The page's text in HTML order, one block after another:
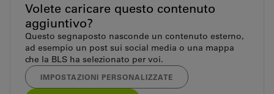
Volete caricare questo contenuto
aggiuntivo?
Questo segnaposto nasconde un contenuto esterno,
ad esempio un post sui social media o una mappa
che la BLS ha selezionato per voi.
IMPOSTAZIONI PERSONALIZZATE